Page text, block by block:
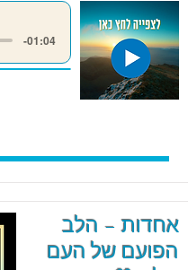
-01:04
אחדות – הלב
הפועם של העם